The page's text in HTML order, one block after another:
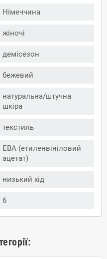
Німеччина
жіночі
демісезон
бежевий
натуральна/штучна
шкіра
текстиль
ЕВА (етиленвініловий
ацетат)
низький хід
6